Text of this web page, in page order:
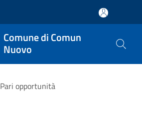
Comune di Comun
Nuovo
Pari opportunità